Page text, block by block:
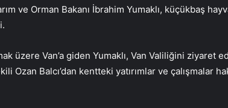
ve Orman Bakanı İbrahim Yumaklı, küçükbaş
üzere Van’a giden Yumaklı, Van Valiliğini ziyaret
Ozan Balcı’dan kentteki yatırımlar ve çalışmalar